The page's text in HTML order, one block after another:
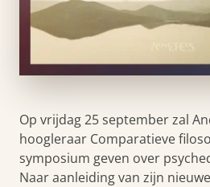
Op vrijdag 25 september zal
hoogleraar Comparatieve
symposium geven over
Naar aanleiding van zijn